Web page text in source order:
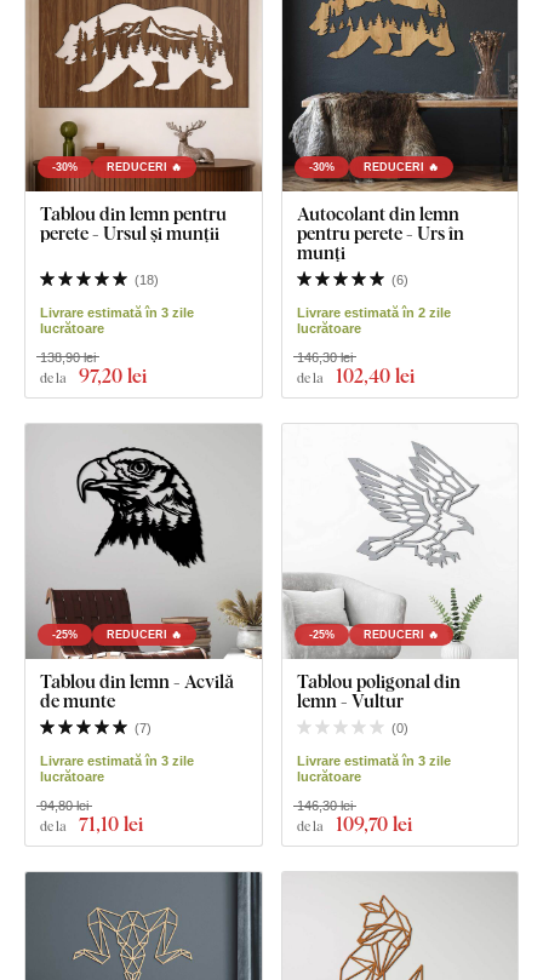
-30% REDUCERI 🔥
Tablou din lemn pentru
perete - Ursul și munții
(18)
Livrare estimată în 3 zile
lucrătoare
de la 97,20 lei
138,90 lei
-30% REDUCERI 🔥
Autocolant din lemn
pentru perete - Urs în
munți
(6)
Livrare estimată în 2 zile
lucrătoare
de la 102,40 lei
146,30 lei
-25% REDUCERI 🔥
Tablou din lemn - Acvilă
de munte
(7)
Livrare estimată în 3 zile
lucrătoare
de la 71,10 lei
94,80 lei
-25% REDUCERI 🔥
Tablou poligonal din
lemn - Vultur
(0)
Livrare estimată în 3 zile
lucrătoare
de la 109,70 lei
146,30 lei